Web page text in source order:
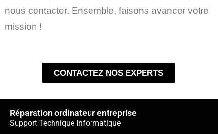
nous contacter. Ensemble, faisons avancer votre
mission !
CONTACTEZ NOS EXPERTS
Réparation ordinateur entreprise
Support Technique Informatique